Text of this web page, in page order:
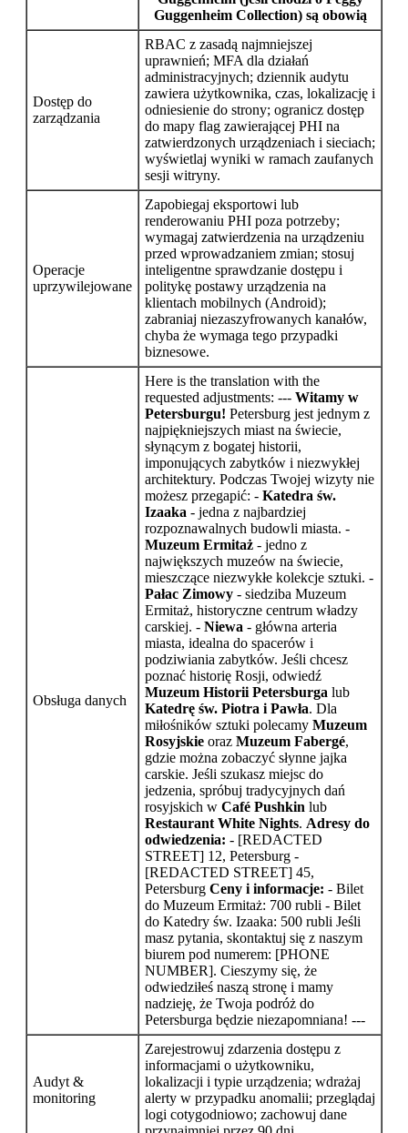
Guggenheim Collection) są obowią
Dostęp do
zarządzania
RBAC z zasadą najmniejszej
uprawnień; MFA dla działań
administracyjnych; dziennik audytu
zawiera użytkownika, czas, lokalizację i
odniesienie do strony; ogranicz dostęp
do mapy flag zawierającej PHI na
zatwierdzonych urządzeniach i sieciach;
wyświetlaj wyniki w ramach zaufanych
sesji witryny.
Operacje
uprzywilejowane
Zapobiegaj eksportowi lub
renderowaniu PHI poza potrzeby;
wymagaj zatwierdzenia na urządzeniu
przed wprowadzaniem zmian; stosuj
inteligentne sprawdzanie dostępu i
politykę postawy urządzenia na
klientach mobilnych (Android);
zabraniaj niezaszyfrowanych kanałów,
chyba że wymaga tego przypadki
biznesowe.
Obsługa danych
Here is the translation with the
requested adjustments: --- Witamy w
Petersburgu! Petersburg jest jednym z
najpiękniejszych miast na świecie,
słynącym z bogatej historii,
imponujących zabytków i niezwykłej
architektury. Podczas Twojej wizyty nie
możesz przegapić: - Katedra św.
Izaaka - jedna z najbardziej
rozpoznawalnych budowli miasta. -
Muzeum Ermitaż - jedno z
największych muzeów na świecie,
mieszczące niezwykłe kolekcje sztuki. -
Pałac Zimowy - siedziba Muzeum
Ermitaż, historyczne centrum władzy
carskiej. - Niewa - główna arteria
miasta, idealna do spacerów i
podziwiania zabytków. Jeśli chcesz
poznać historię Rosji, odwiedź
Muzeum Historii Petersburga lub
Katedrę św. Piotra i Pawła. Dla
miłośników sztuki polecamy Muzeum
Rosyjskie oraz Muzeum Fabergé,
gdzie można zobaczyć słynne jajka
carskie. Jeśli szukasz miejsc do
jedzenia, spróbuj tradycyjnych dań
rosyjskich w Café Pushkin lub
Restaurant White Nights. Adresy do
odwiedzenia: - [REDACTED
STREET] 12, Petersburg -
[REDACTED STREET] 45,
Petersburg Ceny i informacje: - Bilet
do Muzeum Ermitaż: 700 rubli - Bilet
do Katedry św. Izaaka: 500 rubli Jeśli
masz pytania, skontaktuj się z naszym
biurem pod numerem: [PHONE
NUMBER]. Cieszymy się, że
odwiedziłeś naszą stronę i mamy
nadzieję, że Twoja podróż do
Petersburga będzie niezapomniana! ---
Audyt &
monitoring
Zarejestrowuj zdarzenia dostępu z
informacjami o użytkowniku,
lokalizacji i typie urządzenia; wdrażaj
alerty w przypadku anomalii; przeglądaj
logi cotygodniowo; zachowuj dane